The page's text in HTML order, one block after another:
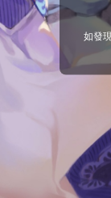
如發